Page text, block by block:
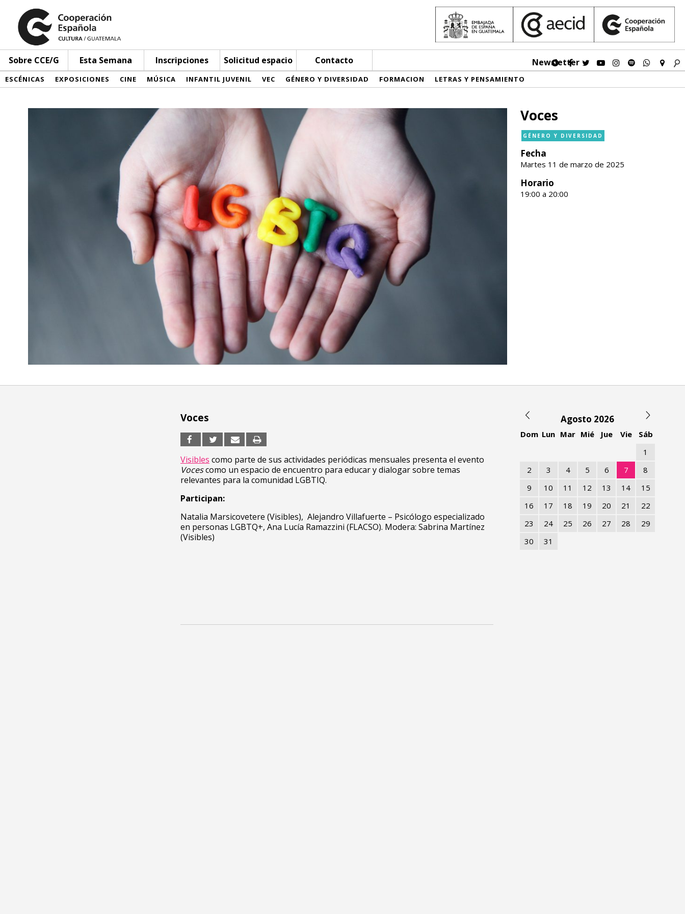
Sobre CCE/G Esta Semana Inscripciones Solicitud espacio Contacto Newsletter
ESCÉNICAS EXPOSICIONES CINE MÚSICA INFANTIL JUVENIL VEC GÉNERO Y DIVERSIDAD FORMACION LETRAS Y PENSAMIENTO
Voces
GÉNERO Y DIVERSIDAD
Fecha
Martes 11 de marzo de 2025
Horario
19:00 a 20:00
Voces
Visibles como parte de sus actividades periódicas mensuales presenta el evento
Vocescomo un espacio de encuentro para educar y dialogar sobre temas
relevantes para la comunidad LGBTIQ.
Participan:
Natalia Marsicovetere (Visibles), Alejandro Villafuerte – Psicólogo especializado
en personas LGBTQ+, Ana Lucía Ramazzini (FLACSO). Modera: Sabrina Martínez
(Visibles)
Agosto 2026
Dom Lun Mar Mié Jue Vie
Sáb
1
2
3 4 5 6 7
8
9
10 11 12 13 14
15
16
17 18 19 20 21
22
23
24 25 26 27 28
29
30
31